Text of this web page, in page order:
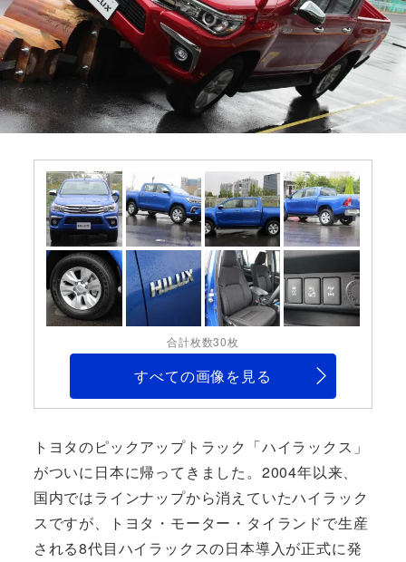
合計枚数30枚
すべての画像を見る
トヨタのピックアップトラック「ハイラックス」
がついに日本に帰ってきました。2004年以来、
国内ではラインナップから消えていたハイラック
スですが、トヨタ・モーター・タイランドで生産
される8代目ハイラックスの日本導入が正式に発